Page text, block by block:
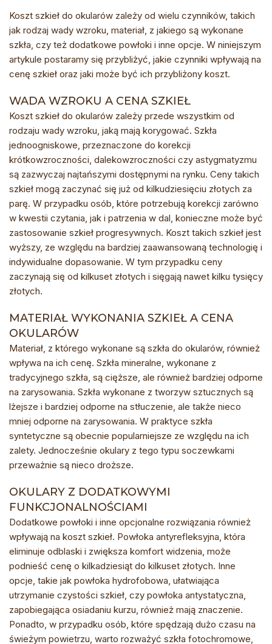
Koszt szkieł do okularów zależy od wielu czynników, takich
jak rodzaj wady wzroku, materiał, z jakiego są wykonane
szkła, czy też dodatkowe powłoki i inne opcje. W niniejszym
artykule postaramy się przybliżyć, jakie czynniki wpływają na
cenę szkieł oraz jaki może być ich przybliżony koszt.
WADA WZROKU A CENA SZKIEŁ
Koszt szkieł do okularów zależy przede wszystkim od
rodzaju wady wzroku, jaką mają korygować. Szkła
jednoogniskowe, przeznaczone do korekcji
krótkowzroczności, dalekowzroczności czy astygmatyzmu
są zazwyczaj najtańszymi dostępnymi na rynku. Ceny takich
szkieł mogą zaczynać się już od kilkudziesięciu złotych za
parę. W przypadku osób, które potrzebują korekcji zarówno
w kwestii czytania, jak i patrzenia w dal, konieczne może być
zastosowanie szkieł progresywnych. Koszt takich szkieł jest
wyższy, ze względu na bardziej zaawansowaną technologię i
indywidualne dopasowanie. W tym przypadku ceny
zaczynają się od kilkuset złotych i sięgają nawet kilku tysięcy
złotych.
MATERIAŁ WYKONANIA SZKIEŁ A CENA
OKULARÓW
Materiał, z którego wykonane są szkła do okularów, również
wpływa na ich cenę. Szkła mineralne, wykonane z
tradycyjnego szkła, są cięższe, ale również bardziej odporne
na zarysowania. Szkła wykonane z tworzyw sztucznych są
lżejsze i bardziej odporne na stłuczenie, ale także nieco
mniej odporne na zarysowania. W praktyce szkła
syntetyczne są obecnie popularniejsze ze względu na ich
zalety. Jednocześnie okulary z tego typu soczewkami
przeważnie są nieco droższe.
OKULARY Z DODATKOWYMI
FUNKCJONALNOŚCIAMI
Dodatkowe powłoki i inne opcjonalne rozwiązania również
wpływają na koszt szkieł. Powłoka antyrefleksyjna, która
eliminuje odblaski i zwiększa komfort widzenia, może
podnieść cenę o kilkadziesiąt do kilkuset złotych. Inne
opcje, takie jak powłoka hydrofobowa, ułatwiająca
utrzymanie czystości szkieł, czy powłoka antystatyczna,
zapobiegająca osiadaniu kurzu, również mają znaczenie.
Ponadto, w przypadku osób, które spędzają dużo czasu na
świeżym powietrzu, warto rozważyć szkła fotochromowe,